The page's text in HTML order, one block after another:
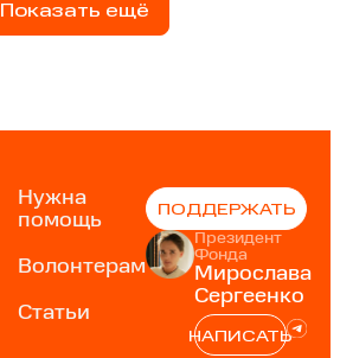
Показать ещё
Нужна
помощь
Волонтерам
Статьи
ПОДДЕРЖАТЬ
Президент
Фонда
Мирослава
Сергеенко
НАПИСАТЬ